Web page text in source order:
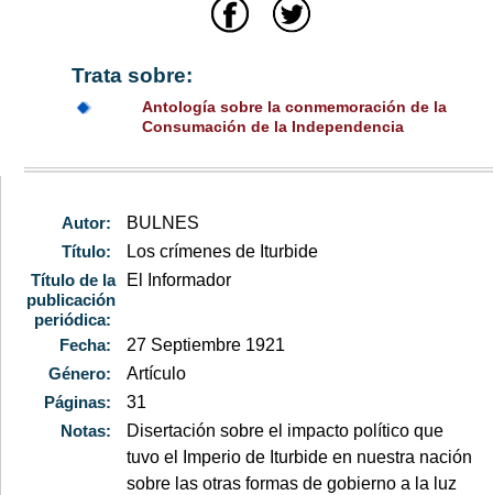
Trata sobre:
Antología sobre la conmemoración de la
Consumación de la Independencia
Autor:
BULNES
Título:
Los crímenes de Iturbide
Título de la
publicación
periódica:
El Informador
Fecha:
27 Septiembre 1921
Género:
Artículo
Páginas:
31
Notas:
Disertación sobre el impacto político que
tuvo el Imperio de Iturbide en nuestra nación
sobre las otras formas de gobierno a la luz